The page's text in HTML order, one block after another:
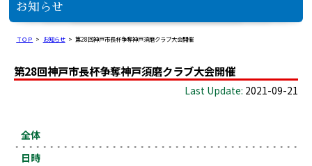
お知らせ
ＴＯＰ > お知らせ > 第28回神戸市長杯争奪神戸須磨クラブ大会開催
第28回神戸市長杯争奪神戸須磨クラブ大会開催
Last Update: 2021-09-21
全体
日時